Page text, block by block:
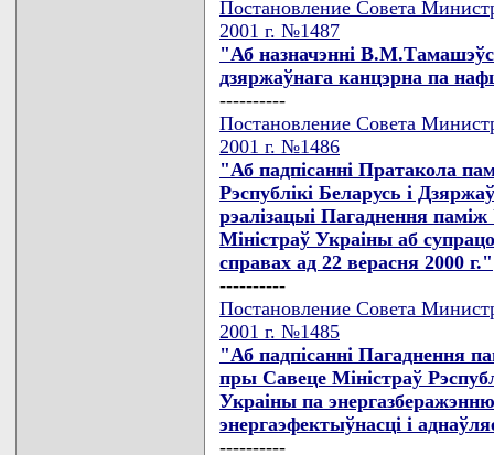
Постановление Совета
2001 г. №1487
"Аб назначэннi
дзяржаўнага канцэрна па
----------
Постановление Совета
2001 г. №1486
"Аб падпiсаннi Пратакола
Рэспублiкi Беларусь i
рэалiзацыi Пагаднення памiж
Мiнiстраў Украiны аб
справах ад 22 верасня 2000 г."
----------
Постановление Совета
2001 г. №1485
"Аб падпiсаннi Пагаднення
пры Савеце Мiнiстраў
Украiны па
энергаэфектыўнасцi i
----------